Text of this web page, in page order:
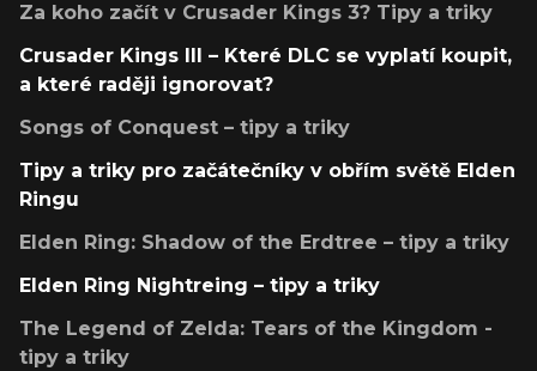
Za koho začít v Crusader Kings 3? Tipy a triky
Crusader Kings III – Které DLC se vyplatí koupit,
a které raději ignorovat?
Songs of Conquest – tipy a triky
Tipy a triky pro začátečníky v obřím světě Elden
Ringu
Elden Ring: Shadow of the Erdtree – tipy a triky
Elden Ring Nightreing – tipy a triky
The Legend of Zelda: Tears of the Kingdom -
tipy a triky